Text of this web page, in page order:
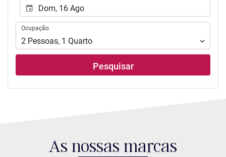
Ocupação
Ocupação
2 Pessoas, 1 Quarto
Pesquisar
As nossas marcas